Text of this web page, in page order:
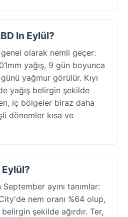
In Eylül?
olarak nemli geçer:
yağış, 9 gün boyunca
yağmur görülür. Kıyı
yağış belirgin şekilde
iç bölgeler biraz daha
dönemler kısa ve
Eylül?
September ayını tanımlar:
nem oranı %64 olup,
şekilde ağırdır. Ter,